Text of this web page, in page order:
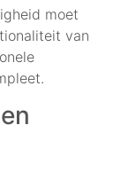
moet
van